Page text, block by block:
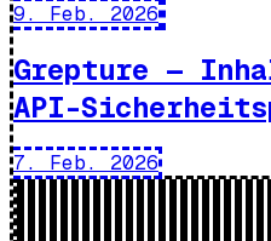
9. Feb. 2026
Grepture —
API-
7. Feb. 2026